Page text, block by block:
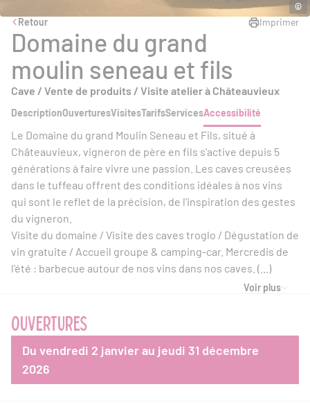
©
Retour Imprimer
Domaine du grand
moulin seneau et fils
Cave / Vente de produits / Visite atelier à Châteauvieux
DescriptionOuverturesVisitesTarifsServicesAccessibilité
Le Domaine du grand Moulin Seneau et Fils, situé à
Châteauvieux, vigneron de père en fils s'active depuis 5
générations à faire vivre une passion. Les caves creusées
dans le tuffeau offrent des conditions idéales à nos vins
qui sont le reflet de la précision, de l'inspiration des gestes
du vigneron.
Visite du domaine / Visite des caves troglo / Dégustation de
vin gratuite / Accueil groupe & camping-car. Mercredis de
l'été : barbecue autour de nos vins dans nos caves. (...)
Voir plus
OUVERTURES
Du vendredi 2 janvier au jeudi 31 décembre
2026